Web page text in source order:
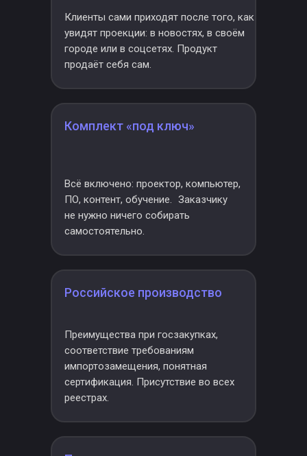
Клиенты сами приходят после того, как
увидят проекции: в новостях, в своём
городе или в соцсетях. Продукт
продаёт себя сам.
Комплект «под ключ»
Всё включено: проектор, компьютер,
ПО, контент, обучение. Заказчику
не нужно ничего собирать
самостоятельно.
Российское производство
Преимущества при госзакупках,
соответствие требованиям
импортозамещения, понятная
сертификация. Присутствие во всех
реестрах.